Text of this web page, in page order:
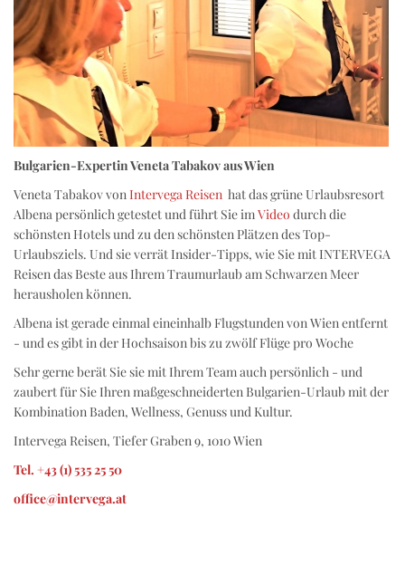
Bulgarien-Expertin Veneta Tabakov aus Wien
Veneta Tabakov vonIntervega Reisen hat das grüne Urlaubsresort
Albena persönlich getestet und führt Sie imVideo durch die
schönsten Hotels und zu den schönsten Plätzen des Top-
Urlaubsziels. Und sie verrät Insider-Tipps, wie Sie mit INTERVEGA
Reisen das Beste aus Ihrem Traumurlaub am Schwarzen Meer
herausholen können.
Albena ist gerade einmal eineinhalb Flugstunden von Wien entfernt
- und es gibt in der Hochsaison bis zu zwölf Flüge pro Woche
Sehr gerne berät Sie sie mit Ihrem Team auch persönlich - und
zaubert für Sie Ihren maßgeschneiderten Bulgarien-Urlaub mit der
Kombination Baden, Wellness, Genuss und Kultur.
Intervega Reisen, Tiefer Graben 9, 1010 Wien
Tel. +43 (1) 535 25 50
office@intervega.at